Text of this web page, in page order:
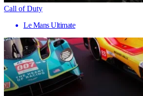
Call of Duty
Le Mans Ultimate